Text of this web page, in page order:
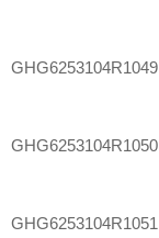
GHG6253104R1049
GHG6253104R1050
GHG6253104R1051